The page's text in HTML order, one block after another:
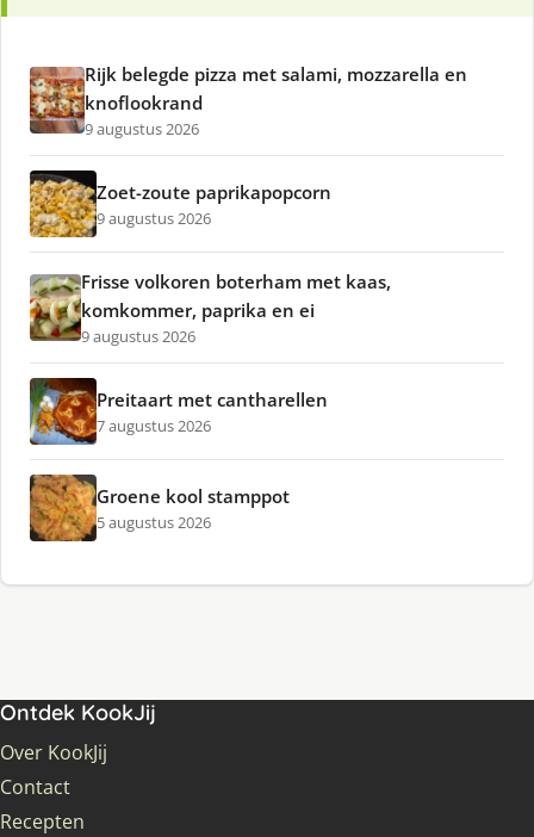
Rijk belegde pizza met salami, mozzarella en
knoflookrand
9 augustus 2026
Zoet-zoute paprikapopcorn
9 augustus 2026
Frisse volkoren boterham met kaas,
komkommer, paprika en ei
9 augustus 2026
Preitaart met cantharellen
7 augustus 2026
Groene kool stamppot
5 augustus 2026
Ontdek KookJij
Over KookJij
Contact
Recepten